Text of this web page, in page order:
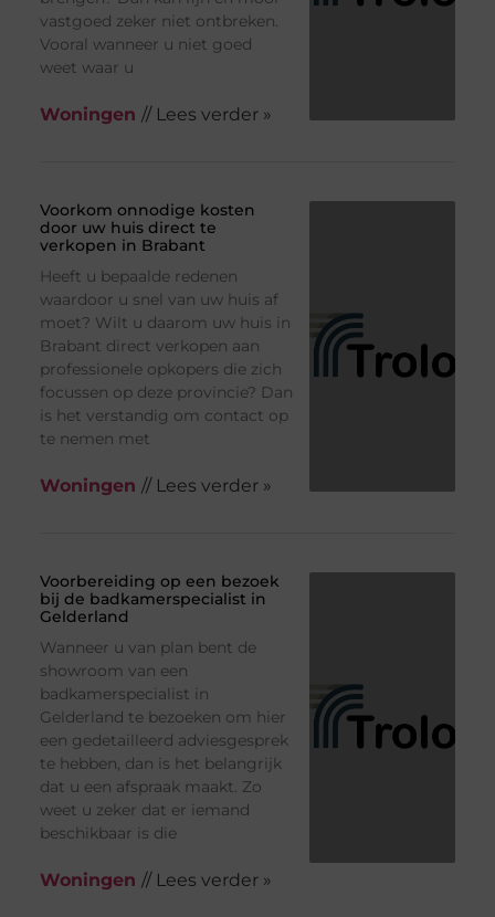
vastgoed zeker niet ontbreken.
Vooral wanneer u niet goed
weet waar u
Woningen // Lees verder »
Voorkom onnodige kosten
door uw huis direct te
verkopen in Brabant
Heeft u bepaalde redenen
waardoor u snel van uw huis af
moet? Wilt u daarom uw huis in
Brabant direct verkopen aan
professionele opkopers die zich
focussen op deze provincie? Dan
is het verstandig om contact op
te nemen met
Woningen // Lees verder »
Voorbereiding op een bezoek
bij de badkamerspecialist in
Gelderland
Wanneer u van plan bent de
showroom van een
badkamerspecialist in
Gelderland te bezoeken om hier
een gedetailleerd adviesgesprek
te hebben, dan is het belangrijk
dat u een afspraak maakt. Zo
weet u zeker dat er iemand
beschikbaar is die
Woningen // Lees verder »